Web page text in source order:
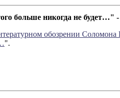
больше никогда не будет…"
обозрении
".